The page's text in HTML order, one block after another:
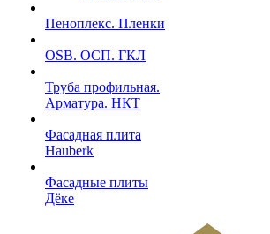
Пеноплекс. Пленки
OSB. ОСП. ГКЛ
Труба профильная.
Арматура. НКТ
Фасадная плита
Hauberk
Фасадные плиты
Дёке